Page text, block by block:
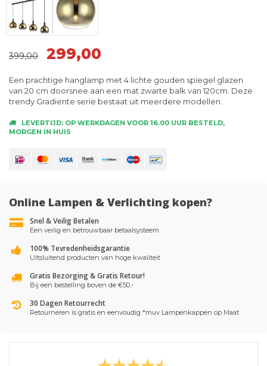
399,00 299,00
Een prachtige hanglamp met 4 lichte gouden spiegel glazen
van 20 cm doorsnee aan een mat zwarte balk van 120cm. Deze
trendy Gradiente serie bestaat uit meerdere modellen.
LEVERTIJD: OP WERKDAGEN VOOR 16.00 UUR BESTELD,
MORGEN IN HUIS
Online Lampen & Verlichting kopen?
Snel & Veilig Betalen
Een veilig en betrouwbaar betaalsysteem.
100% Tevredenheidsgarantie
UItsluitend producten van hoge kwaliteit
Gratis Bezorging & Gratis Retour!
Bij een bestelling boven de €50,-
30 Dagen Retourrecht
Retourneren is gratis en eenvoudig *muv Lampenkappen op Maat